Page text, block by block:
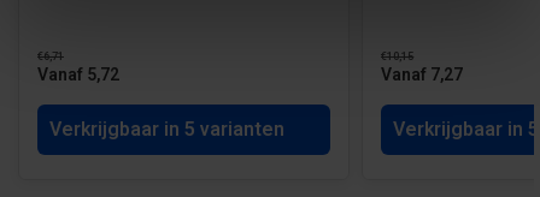
€6,71
Vanaf 5,72
Verkrijgbaar in 5 varianten
€10,15
Vanaf 7,27
Verkrijgbaar in